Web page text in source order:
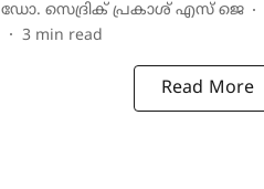
ഡോ. സെദ്രിക് പ്രകാശ് എസ് ജെ
3 min read
Read More